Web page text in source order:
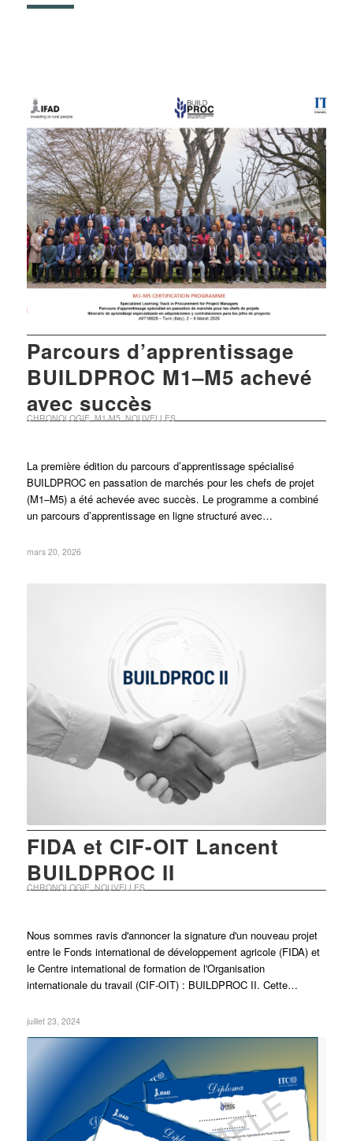
Parcours d’apprentissage
BUILDPROC M1–M5 achevé
avec succès
CHRONOLOGIE M1-M5, NOUVELLES
La première édition du parcours d’apprentissage spécialisé
BUILDPROC en passation de marchés pour les chefs de projet
(M1–M5) a été achevée avec succès. Le programme a combiné
un parcours d’apprentissage en ligne structuré avec…
mars 20, 2026
FIDA et CIF-OIT Lancent
BUILDPROC II
CHRONOLOGIE,NOUVELLES
Nous sommes ravis d'annoncer la signature d'un nouveau projet
entre le Fonds international de développement agricole (FIDA) et
le Centre international de formation de l'Organisation
internationale du travail (CIF-OIT) : BUILDPROC II. Cette…
juillet 23, 2024